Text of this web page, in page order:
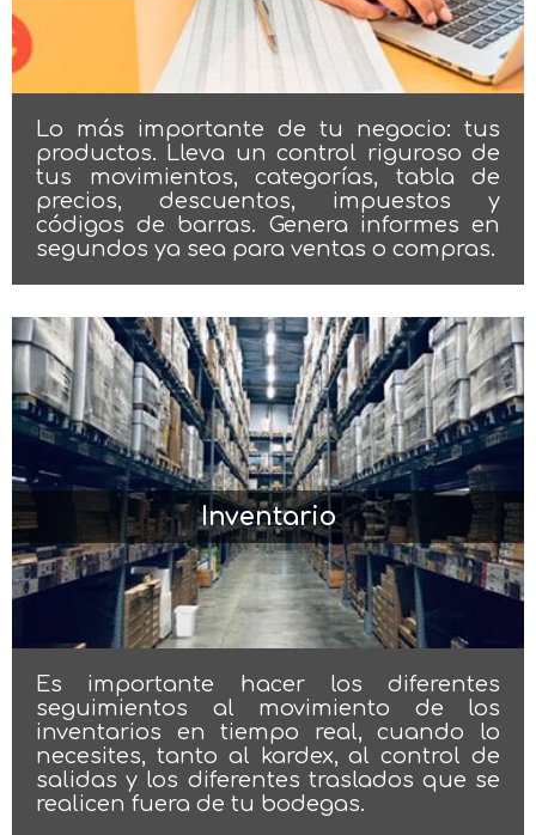
Lo más importante de tu negocio: tus
productos. Lleva un control riguroso de
tus movimientos, categorías, tabla de
precios, descuentos, impuestos y
códigos de barras. Genera informes en
segundos ya sea para ventas o compras.
Inventario
Es importante hacer los diferentes
seguimientos al movimiento de los
inventarios en tiempo real, cuando lo
necesites, tanto al kardex, al control de
salidas y los diferentes traslados que se
realicen fuera de tu bodegas.